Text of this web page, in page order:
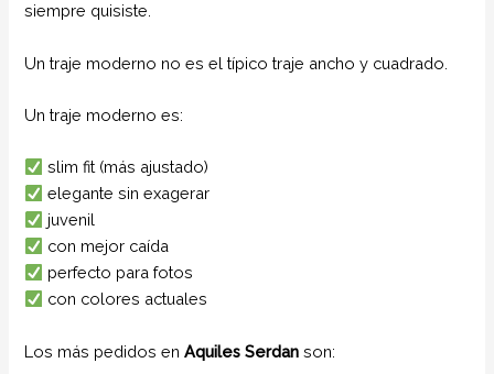
siempre quisiste.
Un traje moderno no es el típico traje ancho y cuadrado.
Un traje moderno es:
slim fit (más ajustado)
elegante sin exagerar
juvenil
con mejor caída
perfecto para fotos
con colores actuales
Los más pedidos enAquiles Serdanson: